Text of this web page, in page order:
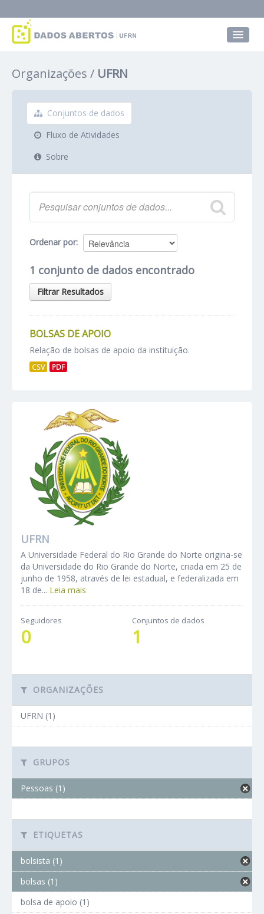
Grupos
Sobre
Organizações UFRN
Conjuntos de dados
Fluxo de Atividades
Sobre
Ordenar por
1 conjunto de dados encontrado
Filtrar Resultados
BOLSAS DE APOIO
Relação de bolsas de apoio da instituição.
CSV PDF
UFRN
A Universidade Federal do Rio Grande do Norte origina-se
da Universidade do Rio Grande do Norte, criada em 25 de
junho de 1958, através de lei estadual, e federalizada em
18 de... Leia mais
Seguidores
0
Conjuntos de dados
1
ORGANIZAÇÕES
UFRN (1)
GRUPOS
Pessoas (1)
ETIQUETAS
bolsista (1)
bolsas (1)
bolsa de apoio (1)